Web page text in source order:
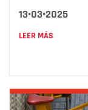
13•03•2025
LEER MÁS